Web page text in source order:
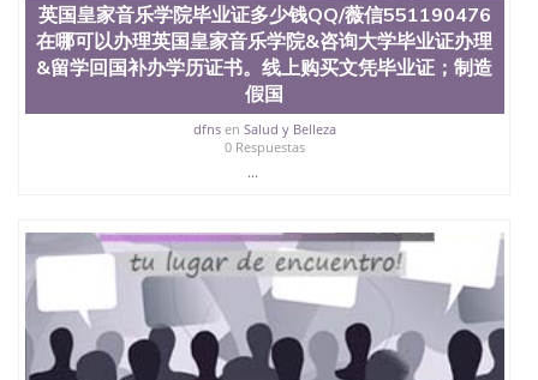
英国皇家音乐学院毕业证多少钱QQ/薇信551190476
在哪可以办理英国皇家音乐学院&咨询大学毕业证办理
&留学回国补办学历证书。线上购买文凭毕业证；制造
假国
dfnsen Salud y Belleza
0 Respuestas
...